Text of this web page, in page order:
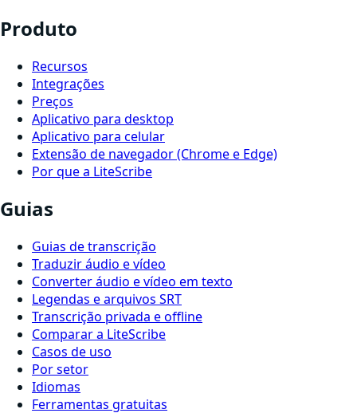
Produto
Recursos
Integrações
Preços
Aplicativo para desktop
Aplicativo para celular
Extensão de navegador (Chrome e Edge)
Por que a LiteScribe
Guias
Guias de transcrição
Traduzir áudio e vídeo
Converter áudio e vídeo em texto
Legendas e arquivos SRT
Transcrição privada e offline
Comparar a LiteScribe
Casos de uso
Por setor
Idiomas
Ferramentas gratuitas